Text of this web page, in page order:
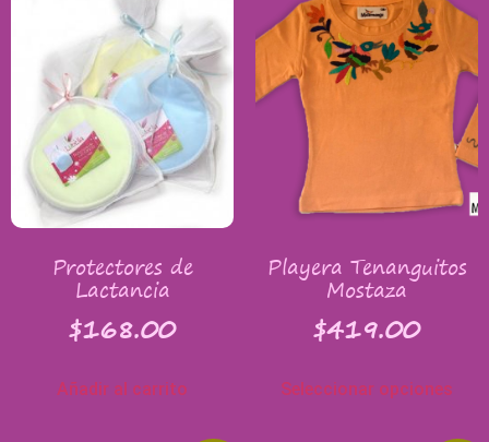
Protectores de
Lactancia
$168.00
Añadir al carrito
Playera Tenanguitos
Mostaza
$419.00
Seleccionar opciones